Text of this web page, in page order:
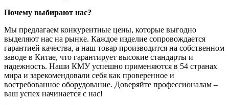
Почему выбирают нас?
Мы предлагаем конкурентные цены, которые выгодно
выделяют нас на рынке. Каждое изделие сопровождается
гарантией качества, а наш товар производится на собственном
заводе в Китае, что гарантирует высокие стандарты и
надежность. Наши КМУ успешно применяются в 54 странах
мира и зарекомендовали себя как проверенное и
востребованное оборудование. Доверяйте профессионалам –
ваш успех начинается с нас!